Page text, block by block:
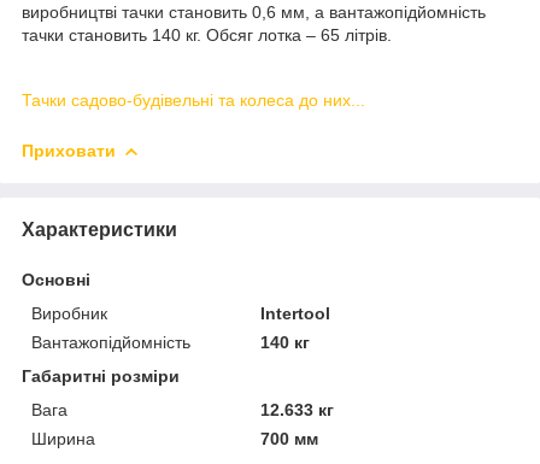
виробництві тачки становить 0,6 мм, а вантажопідйомність
тачки становить 140 кг. Обсяг лотка – 65 літрів.
Тачки садово-будівельні та колеса до них...
Приховати
Характеристики
Основні
Виробник
Intertool
Вантажопідйомність
140 кг
Габаритні розміри
Вага
12.633 кг
Ширина
700 мм